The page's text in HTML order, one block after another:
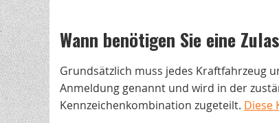
Wann benötigen Sie eine
Grundsätzlich muss jedes Kraftfahrzeug
Anmeldung genannt und wird in der
Kennzeichenkombination zugeteilt. Diese